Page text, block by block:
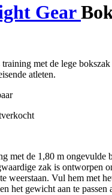
Gear
met de lege
atleten.
met de 1,80 m ongevulde
zak is ontworpen
weerstaan. Vul hem met
het gewicht aan te passen